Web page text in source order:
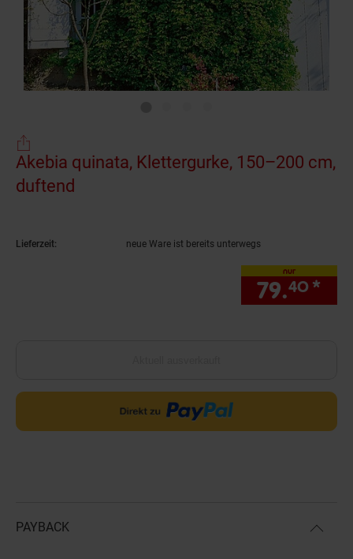
Akebia quinata, Klettergurke, 150–200 cm,
duftend
Lieferzeit: neue Ware ist bereits unterwegs
nur
79.40 *
PAYBACK